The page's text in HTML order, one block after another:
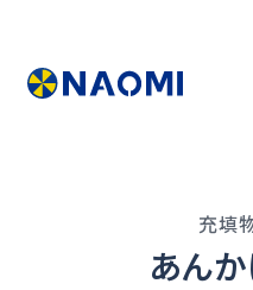
充填
あん
充填物からさがす